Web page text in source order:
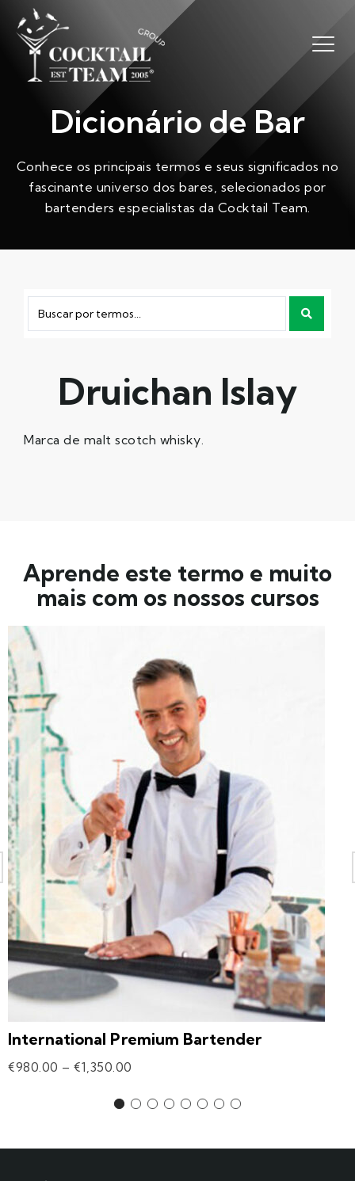
Dicionário de Bar
Conhece os principais termos e seus significados no
fascinante universo dos bares, selecionados por
bartenders especialistas da Cocktail Team.
Druichan Islay
Marca de malt scotch whisky.
Aprende este termo e muito
mais com os nossos cursos
International Premium Bartender
€980.00 – €1,350.00